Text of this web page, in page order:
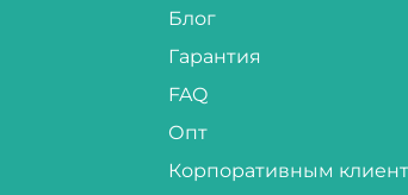
Блог
Гарантия
FAQ
Опт
Корпоративным